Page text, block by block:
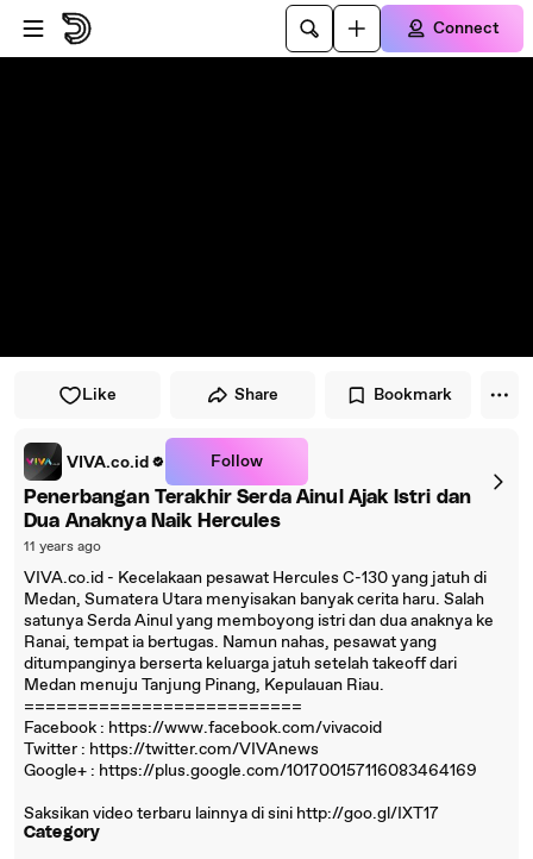
Skip to player
Skip to main content
Connect
Like Share Bookmark
VIVA.co.id Follow
Penerbangan Terakhir Serda Ainul Ajak Istri dan
Dua Anaknya Naik Hercules
11 years ago
VIVA.co.id - Kecelakaan pesawat Hercules C-130 yang jatuh di
Medan, Sumatera Utara menyisakan banyak cerita haru. Salah
satunya Serda Ainul yang memboyong istri dan dua anaknya ke
Ranai, tempat ia bertugas. Namun nahas, pesawat yang
ditumpanginya berserta keluarga jatuh setelah takeoff dari
Medan menuju Tanjung Pinang, Kepulauan Riau.
==========================
Facebook : https://www.facebook.com/vivacoid
Twitter : https://twitter.com/VIVAnews‎
Google+ : https://plus.google.com/101700157116083464169
Saksikan video terbaru lainnya di sini http://goo.gl/IXT17
Category